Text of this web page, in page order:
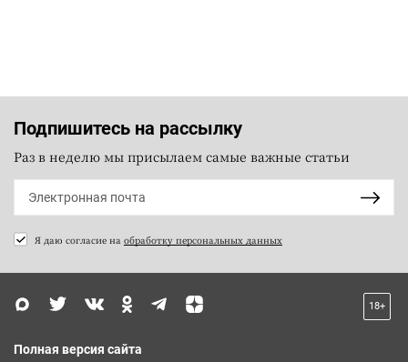
Подпишитесь на рассылку
Раз в неделю мы присылаем самые важные статьи
Я даю согласие на обработку персональных данных
18+
Полная версия сайта